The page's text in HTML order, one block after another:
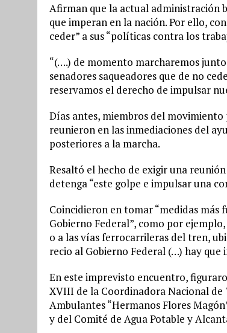
Afirman que la actual administración
que imperan en la nación. Por ello,
ceder” a sus “políticas contra los
“(….) de momento marcharemos
senadores saqueadores que de no
reservamos el derecho de impulsar
Días antes, miembros del movimiento
reunieron en las inmediaciones del
posteriores a la marcha.
Resaltó el hecho de exigir una
detenga “este golpe e impulsar una
Coincidieron en tomar “medidas más
Gobierno Federal”, como por
o a las vías ferrocarrileras del tren,
recio al Gobierno Federal (…) hay
En este imprevisto encuentro,
XVIII de la Coordinadora Nacional de
Ambulantes “Hermanos Flores
y del Comité de Agua Potable y